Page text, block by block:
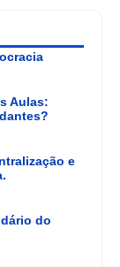
Aulas:
e
do